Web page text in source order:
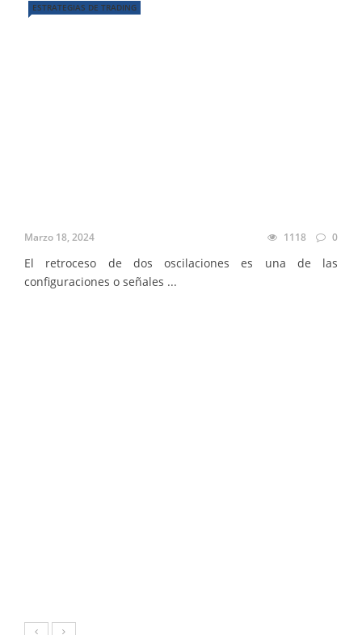
ESTRATEGIAS DE TRADING
Marzo 18, 2024 1118 0
El retroceso de dos oscilaciones es una de las
configuraciones o señales ...